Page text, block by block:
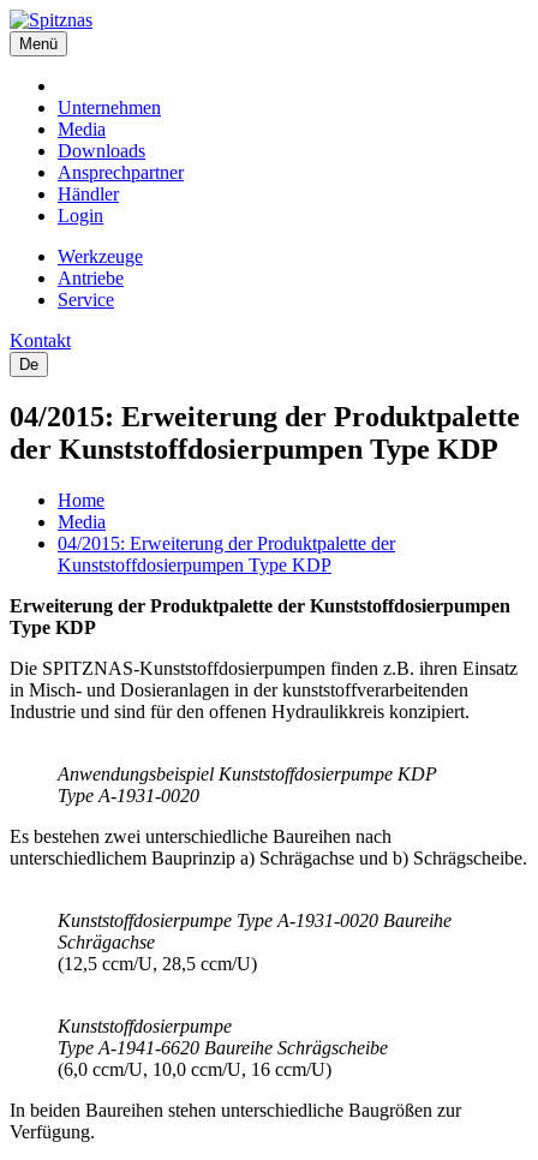
Menü
Unternehmen
Media
Downloads
Ansprechpartner
Händler
Login
Werkzeuge
Antriebe
Service
Kontakt
De
04/2015: Erweiterung der Produktpalette
der Kunststoffdosierpumpen Type KDP
Home
Media
04/2015: Erweiterung der Produktpalette der
Kunststoffdosierpumpen Type KDP
Erweiterung der Produktpalette der Kunststoffdosierpumpen
Type KDP
Die SPITZNAS-Kunststoffdosierpumpen finden z.B. ihren Einsatz
in Misch- und Dosieranlagen in der kunststoffverarbeitenden
Industrie und sind für den offenen Hydraulikkreis konzipiert.
Anwendungsbeispiel Kunststoffdosierpumpe KDP
Type A-1931-0020
Es bestehen zwei unterschiedliche Baureihen nach
unterschiedlichem Bauprinzip a) Schrägachse und b) Schrägscheibe.
Kunststoffdosierpumpe Type A-1931-0020 Baureihe
Schrägachse
(12,5 ccm/U, 28,5 ccm/U)
Kunststoffdosierpumpe
Type A-1941-6620 Baureihe Schrägscheibe
(6,0 ccm/U, 10,0 ccm/U, 16 ccm/U)
In beiden Baureihen stehen unterschiedliche Baugrößen zur
Verfügung.